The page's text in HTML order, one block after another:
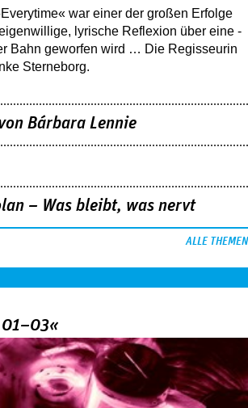
war einer der großen Erfolge
lyrische Reflexion über eine
Bahn geworfen wird … Die Regisseurin
Sterneborg.
Bárbara Lennie
– Was bleibt, was nervt
ALLE THEMEN